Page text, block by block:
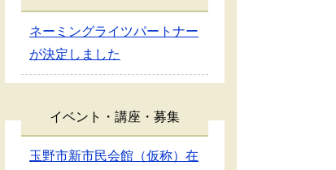
ネーミングライツパートナー
が決定しました
イベント・講座・募集
玉野市新市民会館（仮称）在